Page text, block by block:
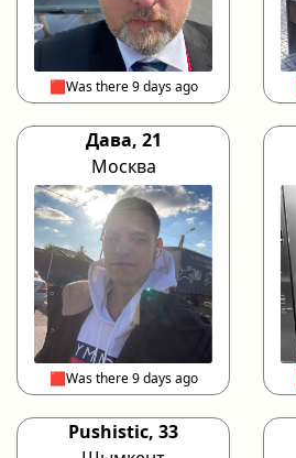
🟥Was there 9 days ago
Дава, 21
Москва
🟥Was there 9 days ago
Pushistic, 33